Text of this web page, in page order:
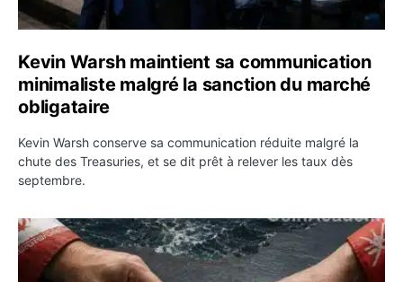
Kevin Warsh maintient sa communication
minimaliste malgré la sanction du marché
obligataire
Kevin Warsh conserve sa communication réduite malgré la
chute des Treasuries, et se dit prêt à relever les taux dès
septembre.
Ormuz : l’Iran annonce un accord avec Oman sur une